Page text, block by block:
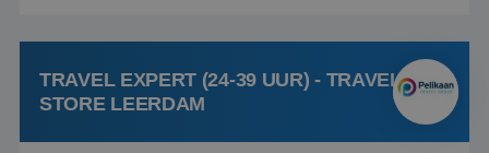
team het reisbureau verder...
TRAVEL EXPERT (24-39 UUR) - TRAVEL
STORE LEERDAM